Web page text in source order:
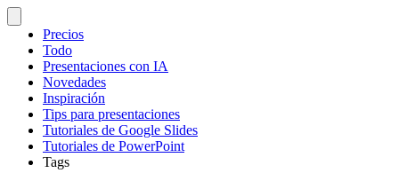
Precios
Todo
Presentaciones con IA
Novedades
Inspiración
Tips para presentaciones
Tutoriales de Google Slides
Tutoriales de PowerPoint
Tags